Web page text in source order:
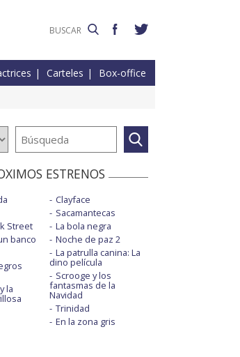
Carteles Box-office
ESTRENOS
Street
banco
la
Clayface
Sacamantecas
La bola negra
Noche de paz 2
La patrulla canina: La
dino película
Scrooge y los
fantasmas de la
Navidad
Trinidad
En la zona gris